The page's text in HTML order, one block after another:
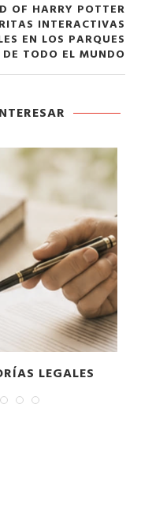
OF HARRY POTTER
INTERACTIVAS
EN LOS PARQUES
TODO EL MUNDO
LEGALES